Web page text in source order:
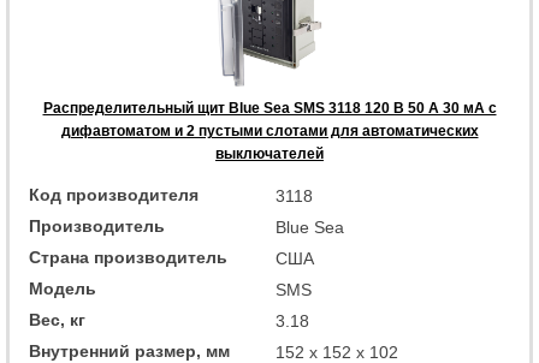
Распределительный щит Blue Sea SMS 3118 120 В 50 А 30 мА с
дифавтоматом и 2 пустыми слотами для автоматических
выключателей
Код производителя
3118
Производитель
Blue Sea
Страна производитель
США
Модель
SMS
Вес, кг
3.18
Внутренний размер, мм
152 x 152 x 102